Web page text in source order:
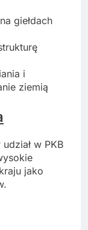
giełdach
i
ziemią
w PKB
jako